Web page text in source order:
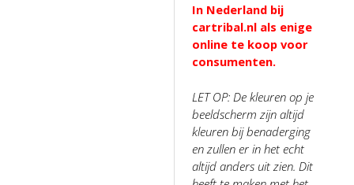
In Nederland bij
cartribal.nl als enige
online te koop voor
consumenten.
LET OP: De kleuren op je
beeldscherm zijn altijd
kleuren bij benaderging
en zullen er in het echt
altijd anders uit zien. Dit